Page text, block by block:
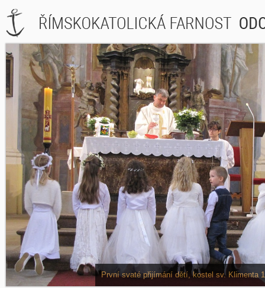
První svaté přijímání dětí, kostel sv. Klimenta
Víkend dětí z náboženství na faře v Odoleně Vodě,